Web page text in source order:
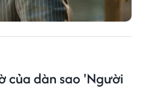
của dàn sao 'Người